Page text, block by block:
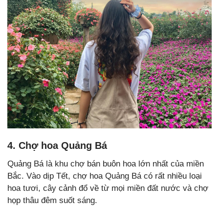
4. Chợ hoa Quảng Bá
Quảng Bá là khu chợ bán buôn hoa lớn nhất của miền
Bắc. Vào dịp Tết, chợ hoa Quảng Bá có rất nhiều loại
hoa tươi, cây cảnh đổ về từ mọi miền đất nước và chợ
họp thâu đêm suốt sáng.